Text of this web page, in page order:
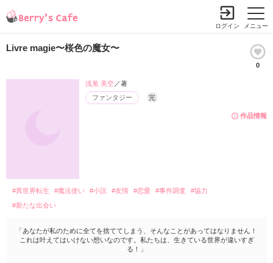
メニュー
ログイン
Livre magie〜桜色の魔女〜
0
作品情報
ファンタジー 完
浅葱 美空／著
#異世界転生 #魔法使い #小説 #友情 #恋愛 #事件調査
#協力
#新たな出会い
「あなたが私のために全てを捨ててしまう、そんなことがあってはなりません！
これは叶えてはいけない想いなのです。私たちは、生きている世界が違いすぎ
る！」